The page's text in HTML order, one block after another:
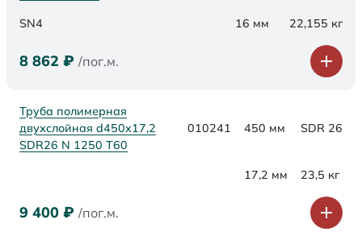
SN4 16 мм 22,155 кг
8 862 ₽ /пог.м.
Труба полимерная
двухслойная d450x17,2
SDR26 N 1250 Т60
010241 450 мм SDR 26
17,2 мм 23,5 кг
9 400 ₽ /пог.м.